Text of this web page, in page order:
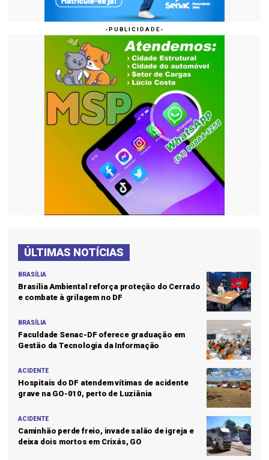
ÚLTIMAS NOTÍCIAS
BRASÍLIA
Brasília Ambiental reforça proteção do Cerrado
e combate à grilagem no DF
BRASÍLIA
Faculdade Senac-DF oferece graduação em
Gestão da Tecnologia da Informação
ACIDENTE
Hospitais do DF atendem vítimas de acidente
grave na GO-010, perto de Luziânia
ACIDENTE
Caminhão perde freio, invade salão de igreja e
deixa dois mortos em Crixás, GO